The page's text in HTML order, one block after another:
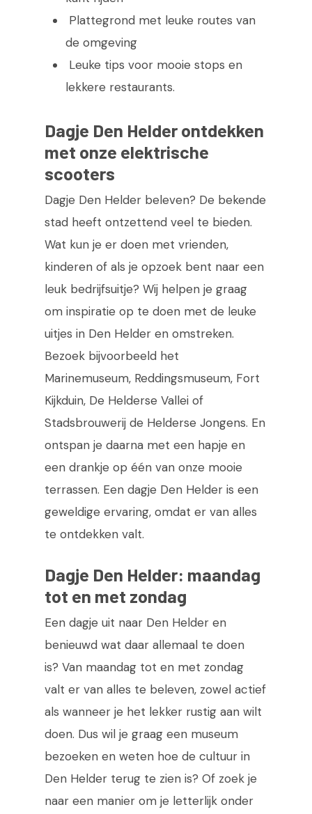
Plattegrond met leuke routes van
de omgeving
Leuke tips voor mooie stops en
lekkere restaurants.
Dagje Den Helder ontdekken
met onze elektrische
scooters
Dagje Den Helder beleven? De bekende
stad heeft ontzettend veel te bieden.
Wat kun je er doen met vrienden,
kinderen of als je opzoek bent naar een
leuk bedrijfsuitje? Wij helpen je graag
om inspiratie op te doen met de leuke
uitjes in Den Helder en omstreken.
Bezoek bijvoorbeeld het
Marinemuseum, Reddingsmuseum, Fort
Kijkduin, De Helderse Vallei of
Stadsbrouwerij de Helderse Jongens. En
ontspan je daarna met een hapje en
een drankje op één van onze mooie
terrassen. Een dagje Den Helder is een
geweldige ervaring, omdat er van alles
te ontdekken valt.
Dagje Den Helder: maandag
tot en met zondag
Een dagje uit naar Den Helder en
benieuwd wat daar allemaal te doen
is? Van maandag tot en met zondag
valt er van alles te beleven, zowel actief
als wanneer je het lekker rustig aan wilt
doen. Dus wil je graag een museum
bezoeken en weten hoe de cultuur in
Den Helder terug te zien is? Of zoek je
naar een manier om je letterlijk onder